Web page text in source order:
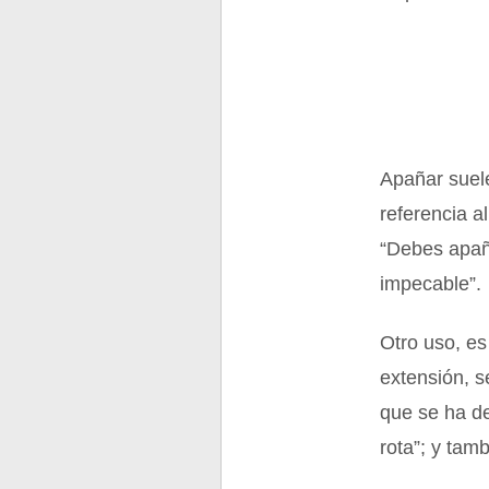
Apañar
referencia
“Debes
impecable”.
Otro uso,
extensión,
que se ha
rota”; y